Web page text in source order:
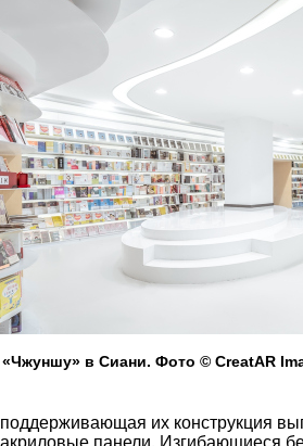
в Сиани. Фото © CreatAR
их конструкция
панели. Изгибающиеся